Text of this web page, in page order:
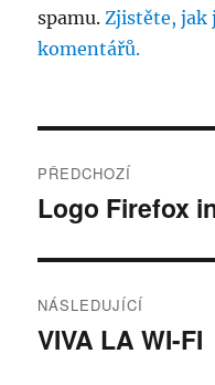
spamu.Zjistěte, jak
komentářů.
pro
PŘEDCHOZÍ
Předchozí
Logo Firefox
NÁSLEDUJÍCÍ
Následující
VIVA LA WI-FI